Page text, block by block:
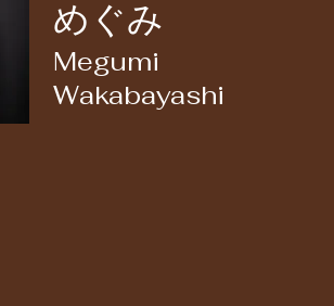
めぐみ
Megumi
Wakabayashi